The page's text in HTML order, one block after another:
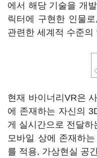
에서 해당 기술을 개
릭터에 구현한 인물
관련한 세계적 수준
현재 바이너리VR은
에 존재하는 자신의
게 실시간으로 전달
모바일 상에 존재하
를 적용, 가상현실 공